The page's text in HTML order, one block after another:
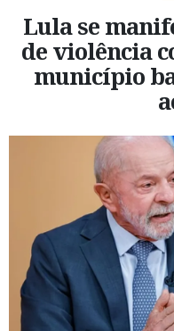
Lula se
de violência
município